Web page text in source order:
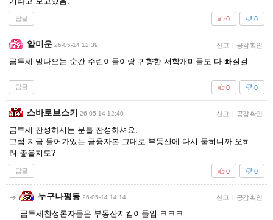
답글 0
0
얄미운 26-05-14 12:39 신고 | 공감 확인
금투세 말나오는 순간 주린이들이랑 귀향한 서학개미들도 다 빠질걸
답글 0
0
스바로브스키 26-05-14 12:40 신고 | 공감 확인
금투세 찬성하시는 분들 찬성하셔요.
그럼 지금 들어가있는 금융자본 그대로 부동산에 다시 묻히니까 오히
려 좋을지도?
답글 0
0
누구나평등 26-05-14 14:14 신고 | 공감 확인
금투세찬성론자들은 부동산지킴이들임 ㅋㅋㅋ